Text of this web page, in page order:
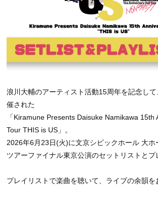
浪川大輔のアーティスト活動15周年を記念し
催された
「Kiramune Presents Daisuke Namikawa 15th
Tour THIS is US」。
2026年6月23日(火)に文京シビックホール 大ホ
ツアーファイナル東京公演のセットリストとプ
プレイリストで楽曲を聴いて、ライブの余韻を